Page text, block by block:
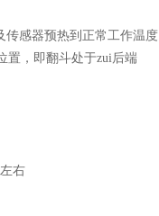
传感器预热到正常工作温度
置，即翻斗处于zui后端
右